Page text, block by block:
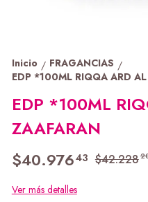
Inicio / FRAGANCIAS /
EDP *100ML RIQQA ARD
EDP *100ML
ZAAFARAN
$40.97643 $42.228
Ver más detalles